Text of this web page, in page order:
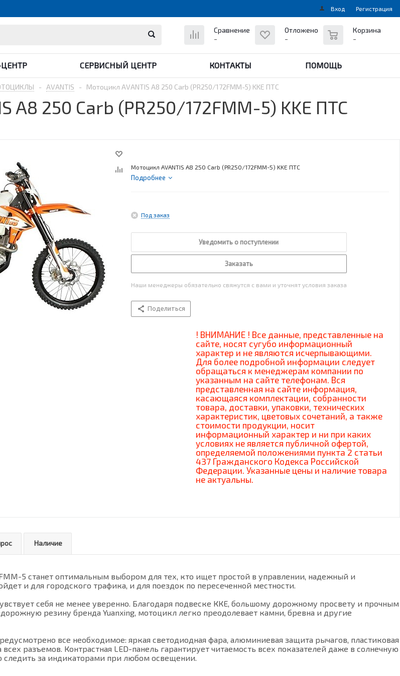
Вход Регистрация
Сравнение
-
Отложено
-
Корзина
-
СЕРВИСНЫЙ ЦЕНТР КОНТАКТЫ ПОМОЩЬ
- AVANTIS - Мотоцикл AVANTIS A8 250 Carb (PR250/172FMM-5) KKE ПТС
A8 250 Carb (PR250/172FMM-5) KKE ПТС
Мотоцикл AVANTIS A8 250 Carb (PR250/172FMM-5) KKE ПТС
Подробнее
Под заказ
Уведомить о поступлении
Заказать
Наши менеджеры обязательно свяжутся с вами и уточнят условия заказа
Поделиться
! ВНИМАНИЕ ! Все данные, представленные на
сайте, носят сугубо информационный
характер и не являются исчерпывающими.
Для более подробной информации следует
обращаться к менеджерам компании по
указанным на сайте телефонам. Вся
представленная на сайте информация,
касающаяся комплектации, собранности
товара, доставки, упаковки, технических
характеристик, цветовых сочетаний, а также
стоимости продукции, носит
информационный характер и ни при каких
условиях не является публичной офертой,
определяемой положениями пункта 2 статьи
437 Гражданского Кодекса Российской
Федерации. Указанные цены и наличие товара
не актуальны.
Наличие
5 станет оптимальным выбором для тех, кто ищет простой в управлении, надежный и
и для городского трафика, и для поездок по пересеченной местности.
себя не менее уверенно. Благодаря подвеске ККЕ, большому дорожному просвету и прочным
резину бренда Yuanxing, мотоцикл легко преодолевает камни, бревна и другие
все необходимое: яркая светодиодная фара, алюминиевая защита рычагов, пластиковая
разъемов. Контрастная LED-панель гарантирует читаемость всех показателей даже в солнечную
следить за индикаторами при любом освещении.